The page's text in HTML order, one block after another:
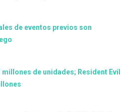
de eventos previos son
millones de unidades; Resident Evil